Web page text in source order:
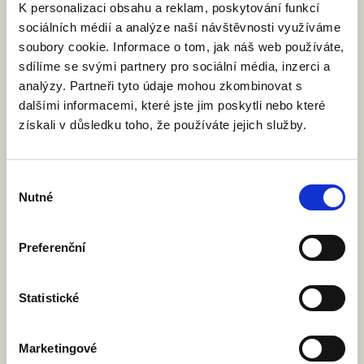
K personalizaci obsahu a reklam, poskytování funkcí
sociálních médií a analýze naší návštěvnosti využíváme
soubory cookie. Informace o tom, jak náš web používáte,
sdílíme se svými partnery pro sociální média, inzerci a
analýzy. Partneři tyto údaje mohou zkombinovat s
dalšími informacemi, které jste jim poskytli nebo které
získali v důsledku toho, že používáte jejich služby.
souhlasu
Nutné
Preferenční
Statistické
Marketingové
poslance a poslankyně
Parlamentu ČR, aby
neotáleli s projednáním
návrhu zákona
o manželství pro všechny
páry. Uplynulé
prezidentské volbyukázaly,
že Česká republika je na
něj připravena. Pojďme
důležitý krok na Západ.
Pojďme pomoct desítkám
tisícům gay a lesbických